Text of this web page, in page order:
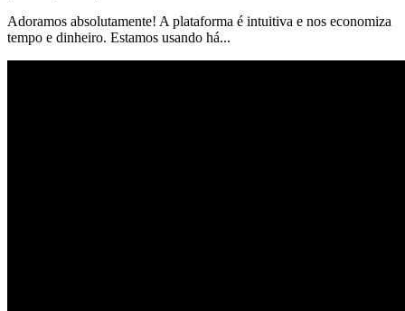
Adoramos absolutamente! A plataforma é intuitiva e nos economiza
tempo e dinheiro. Estamos usando há...